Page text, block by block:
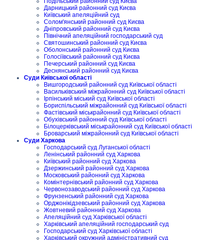
Дарницький районний суд Києва
Київський апеляційний суд
Солом'янський районний суд Києва
Дніпровський районний суд Києва
Північний апеляційний господарський суд
Святошинський районний суд Києва
Оболонський районний суд Києва
Голосіївський районний суд Києва
Печерський районний суд Києва
Деснянський районний суд Києва
Суди Київської області
Вишгородський районний суд Київської області
Васильківський міжрайонний суд Київської області
Ірпінський міський суд Київської області
Бориспільський міжрайонний суд Київської області
Фастівський міськрайонний суд Київської області
Обухівський районний суд Київської області
Білоцерківський міськрайонний суд Київської області
Броварський міжрайонний суд Київської області
Суди Харкова
Господарський суд Луганської області
Ленінський районний суд Харкова
Київський районний суд Харкова
Дзержинський районний суд Харкова
Московський районний суд Харкова
Комінтернівський районний суд Харкова
Червонозаводський районний суд Харкова
Фрунзенський районний суд Харкова
Орджонікідзевський районний суд Харкова
Жовтневий районний суд Харкова
Апеляційний суд Харківської області
Харківський апеляційний господарський суд
Господарський суд Харківської області
Харківський окружний адміністративний суд